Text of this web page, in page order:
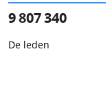
9 807 340
De leden